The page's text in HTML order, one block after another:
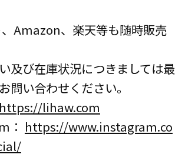
Amazon、楽天等も随時販売
及び在庫状況につきましては最
問い合わせください。
https://lihaw.com
： https://www.instagram.co